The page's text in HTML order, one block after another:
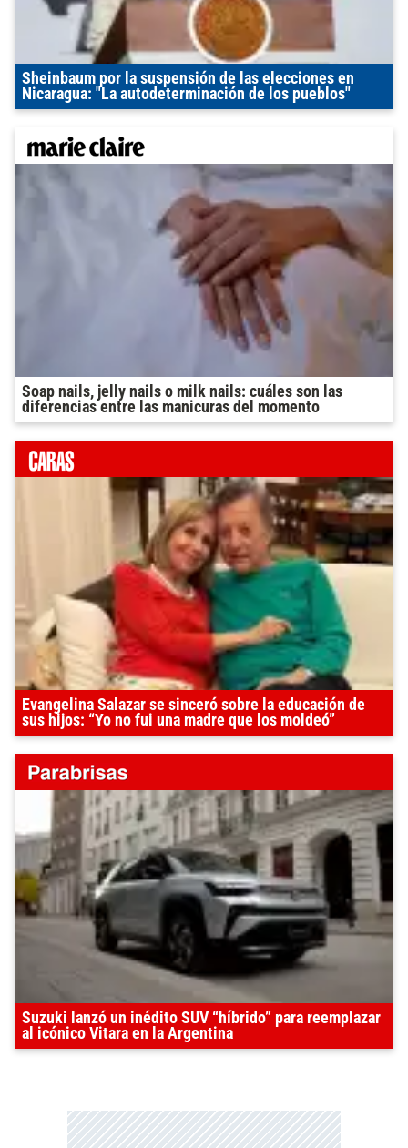
Sheinbaum por la suspensión de las elecciones en
Nicaragua: "La autodeterminación de los pueblos"
Soap nails, jelly nails o milk nails: cuáles son las
diferencias entre las manicuras del momento
Evangelina Salazar se sinceró sobre la educación de
sus hijos: “Yo no fui una madre que los moldeó”
Suzuki lanzó un inédito SUV “híbrido” para reemplazar
al icónico Vitara en la Argentina